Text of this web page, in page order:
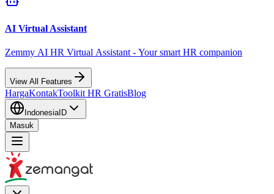
AI Virtual Assistant
Zemmy AI HR Virtual Assistant - Your smart HR companion
View All Features
HargaKontakToolkit HR GratisBlog
IndonesiaID
Masuk